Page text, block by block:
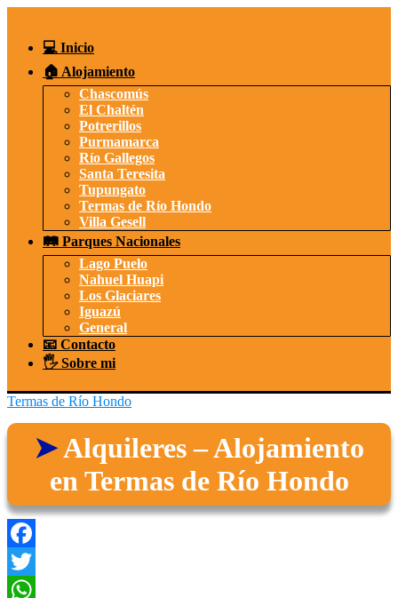
contenido💻 Inicio
🏠 Alojamiento
Chascomús
El Chaltén
Potrerillos
Purmamarca
Río Gallegos
Santa Teresita
Tupungato
Termas de Río Hondo
Villa Gesell
🛤️ Parques Nacionales
Lago Puelo
Nahuel Huapi
Los Glaciares
Iguazú
General
📧 Contacto
🖐️ Sobre mi
Termas de Río Hondo
Alquileres – Alojamiento
en Termas de Río Hondo
Facebook
Twitter